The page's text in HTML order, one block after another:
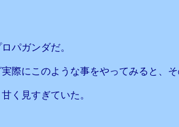
パガンダだ。
際にこのような事をやってみると、
く見すぎていた。